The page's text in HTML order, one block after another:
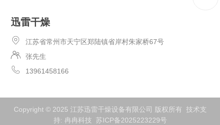
迅雷干燥
江苏省常州市天宁区郑陆镇省岸村朱家桥67号
张先生
13961458166
Copyright © 2025 江苏迅雷干燥设备有限公司 版权所有 技术支
持: 冉冉科技 苏ICP备2025223229号